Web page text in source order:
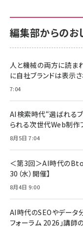
￥880
スペ
￥
年後
￥880
サポ
すい
2枚
￥
【
レイ
￥
全
ング/
ケ
ド付
17 /
サポ
￥
ケー
17 /
Pro/
￥
キャ
￥
編集部からのお
人と機械の両方に読ま
に自社ブランドは表示
7:04
AI検索時代“選ばれる
られる次世代Web制作
8月5日 7:04
＜第3回＞AI時代の
30（水）開催】
8月4日 9:00
AI時代のSEOやデータ
フォーラム 2026」講師